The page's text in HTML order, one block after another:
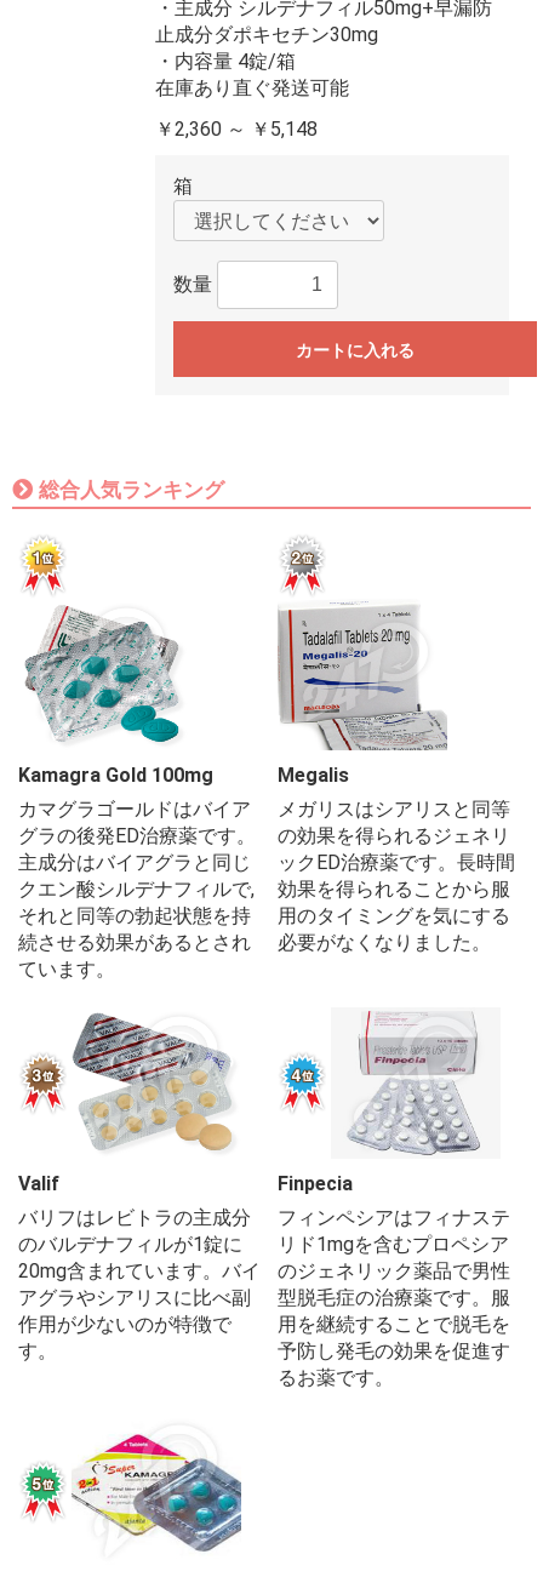
・主成分 シルデナフィル50mg+早漏防
止成分ダポキセチン30mg
・内容量 4錠/箱
在庫あり直ぐ発送可能
￥2,360 ～ ￥5,148
箱
数量
カートに入れる
総合人気ランキング
Kamagra Gold 100mg
カマグラゴールドはバイア
グラの後発ED治療薬です。
主成分はバイアグラと同じ
クエン酸シルデナフィルで,
それと同等の勃起状態を持
続させる効果があるとされ
ています。
Megalis
メガリスはシアリスと同等
の効果を得られるジェネリ
ックED治療薬です。長時間
効果を得られることから服
用のタイミングを気にする
必要がなくなりました。
Valif
バリフはレビトラの主成分
のバルデナフィルが1錠に
20mg含まれています。バイ
アグラやシアリスに比べ副
作用が少ないのが特徴で
す。
Finpecia
フィンペシアはフィナステ
リド1mgを含むプロペシア
のジェネリック薬品で男性
型脱毛症の治療薬です。服
用を継続することで脱毛を
予防し発毛の効果を促進す
るお薬です。